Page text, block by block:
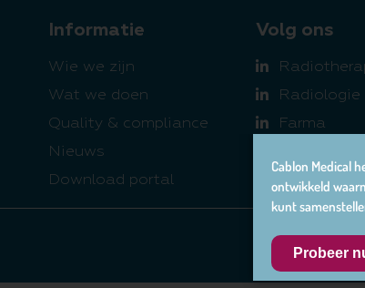
Informatie
Wie we zijn
Wat we doen
Quality & compliance
Nieuws
Download portal
Volg ons
Radiologie
Farma
Cablon Medical
ontwikkeld
kunt
Probeer